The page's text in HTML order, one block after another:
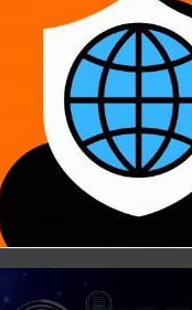
que
el desarrollo